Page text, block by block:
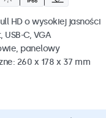
HD o wysokiej jasności
USB-C, VGA
panelowy
260 x 178 x 37 mm